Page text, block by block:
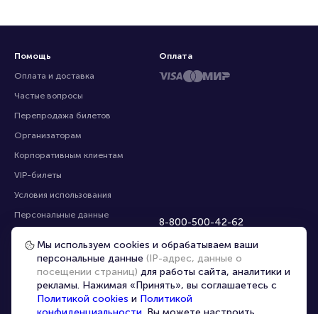
Помощь
Оплата и доставка
Частые вопросы
Перепродажа билетов
Организаторам
Корпоративным клиентам
VIP-билеты
Условия использования
Персональные данные
Контакты
Карта сайта
Управление cookies
8-800-500-42-62
info@portalbilet.ru
С 10:00 до 21:00,
звонок бесплатный
Все площадки
Оплата
Мы используем cookies и обрабатываем ваши
персональные данные (IP-адрес, данные о
посещении страниц) для работы сайта, аналитики и
рекламы. Нажимая «Принять», вы соглашаетесь с
Политикой cookies и Политикой